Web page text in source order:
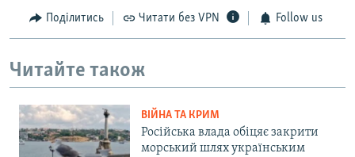
Поділитись Читати без VPN Follow us
Читайте також
ВІЙНА ТА КРИМ
Російська влада обіцяє закрити
морський шлях українським